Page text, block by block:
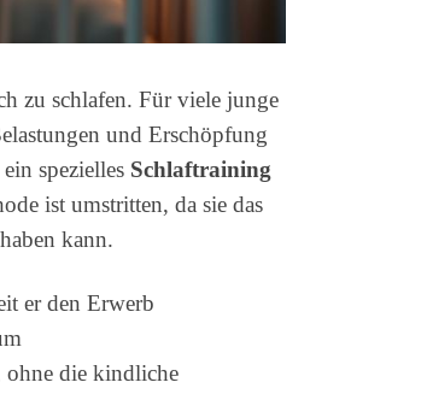
zu schlafen. Für viele junge
und Erschöpfung
spezielles Schlaftraining
ist umstritten, da sie das
haben kann.
er den Erwerb
ohne die kindliche